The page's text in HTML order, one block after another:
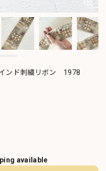
ンド刺繍リボン 1978
available